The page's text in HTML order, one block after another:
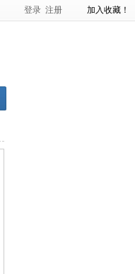
登录 注册 加入收藏！